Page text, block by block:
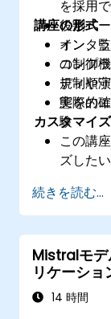
を採用
役割ベ
オン、
の制御
規制順
態を的
講座の形式
インタ
コンプ
ディや
実際の
験
カスタマイ
この講
ズした
続きを読む...
Mistralモデ
リケーショ
解）14 時間